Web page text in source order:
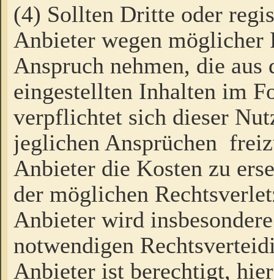
(4) Sollten Dritte oder
Anbieter wegen möglicher
Anspruch nehmen, die
eingestellten Inhalten im
verpflichtet sich dieser
jeglichen Ansprüchen
Anbieter die Kosten zu
der möglichen
Anbieter wird
notwendigen
Anbieter ist berechtigt,